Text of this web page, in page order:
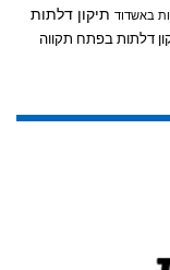
באשדוד תיקון דלתות
דלתות בפתח תקווה